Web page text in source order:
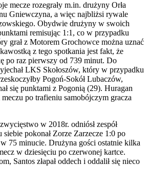
mecze rozegrały m.in. drużyny Orła
Gniewczyna, a więc najbliżsi rywale
Obydwie drużyny w swoich
remisując 1:1, co w przypadku
grał z Motorem Grochowce można uznać
z tego spotkania jest fakt, że
po raz pierwszy od 739 minut. Do
LKS Skołoszów, który w przypadku
Pogoń-Sokół Lubaczów,
się punktami z Pogonią (29). Huragan
po trafieniu samobójczym gracza
w 2018r. odniósł zespół
pokonał Zorze Zarzecze 1:0 po
75 minucie. Drużyna gości ostatnie kilka
w dziesięciu po czerwonej kartce.
Santos złapał oddech i oddalił się nieco